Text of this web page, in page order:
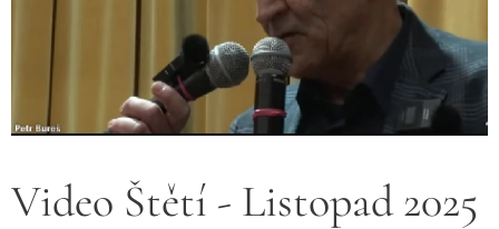
Video Štětí - Listopad 2025